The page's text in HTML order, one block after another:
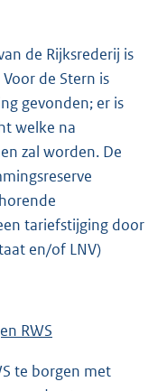
de Rijksrederij is
de Stern is
gevonden; er is
welke na
zal worden. De
tariefstijging door
en/of LNV)
RWS
te borgen met